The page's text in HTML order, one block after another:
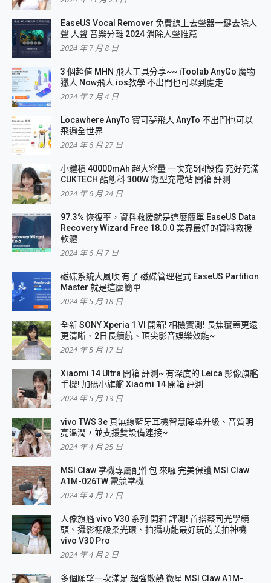
EaseUS Vocal Remover 免費線上去聲器一鍵去除人
聲 人聲 音樂分離 2024 消除人聲推薦
2024 年 7 月 8 日
3 個超值 MHN 飛人工具分享~~ iToolab AnyGo 魔物
獵人 Now飛人 ios教學 不出門也可以到處走
2024 年 7 月 4 日
Locawhere AnyTo 寶可夢飛人 AnyTo 不出門也可以
飛遍全世界
2024 年 6 月 27 日
小體積 40000mAh 超大容量 一次充5個設備 充好充滿
CUKTECH 酷態科 300W 微型充電站 開箱 評測
2024 年 6 月 24 日
97.3% 恢復率，資料救援就是這麼簡單 EaseUS Data
Recovery Wizard Free 18.0.0 業界最好的資料救援
軟體
2024 年 6 月 7 日
磁碟系統大風吹 有了 磁碟管理程式 EaseUS Partition
Master 就是這麼簡單
2024 年 5 月 18 日
全新 SONY Xperia 1 VI 開箱! 相機實測! 長焦覆蓋更遠
更清晰、2日長續航、頂尖影音娛樂效能~
2024 年 5 月 17 日
Xiaomi 14 Ultra 開箱 評測~ 有深度的 Leica 影像旗艦
手機! 加碼小旗艦 Xiaomi 14 開箱 評測
2024 年 5 月 13 日
vivo TWS 3e 真無線藍牙耳機智慧降噪升級、音質明
亮溫潤，並支援雙設備連接~
2024 年 4 月 25 日
MSI Claw 掌機專屬配件包 來囉 完美保護 MSI Claw
A1M-026TW 電競掌機
2024 年 4 月 17 日
人像旗艦 vivo V30 系列 開箱 評測! 首搭蔡司光學鏡
頭、攝影棚級柔光環、拍攝功能最好玩的美拍神機
vivo V30 Pro
2024 年 4 月 2 日
多個願望一次滿足 超強散熱 微星 MSI Claw A1M-